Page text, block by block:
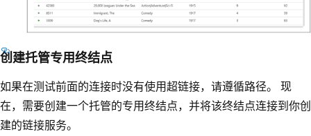
创建托管专用终结点
如果在测试前面的连接时没有使用超链接，请遵循路径。 现
在，需要创建一个托管的专用终结点，并将该终结点连接到你创
建的链接服务。